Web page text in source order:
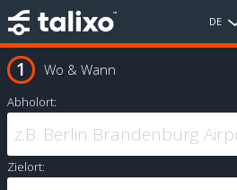
DE
Wo & Wann
Abholort:
Zielort: